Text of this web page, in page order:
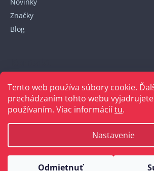
Tento web používa súbory cookie.
prechádzaním tohto webu
používaním. Viac informáciítu.
Nastavenie
Odmietnuť
Značky
Blog
+421 948 152 820